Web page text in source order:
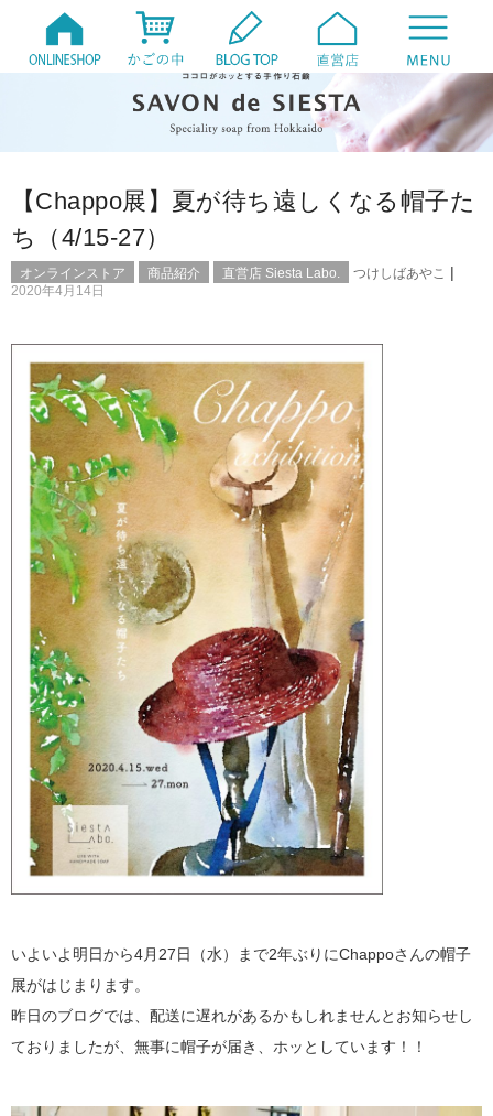
【Chappo展】夏が待ち遠しくなる帽子た
ち（4/15-27）
オンラインストア 商品紹介 直営店 Siesta Labo. つけしばあやこ |
2020年4月14日
いよいよ明日から4月27日（水）まで2年ぶりにChappoさんの帽子
展がはじまります。
昨日のブログでは、配送に遅れがあるかもしれませんとお知らせし
ておりましたが、無事に帽子が届き、ホッとしています！！